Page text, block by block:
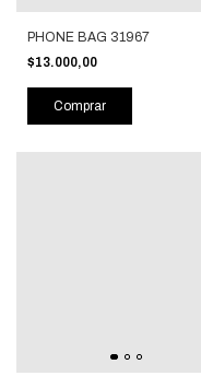
PHONE BAG 31967
$13.000,00
Comprar